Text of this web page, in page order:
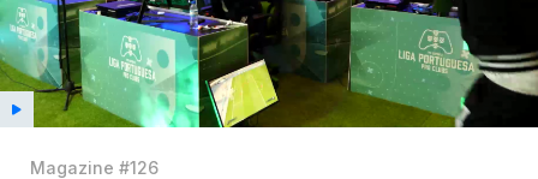
Magazine #126